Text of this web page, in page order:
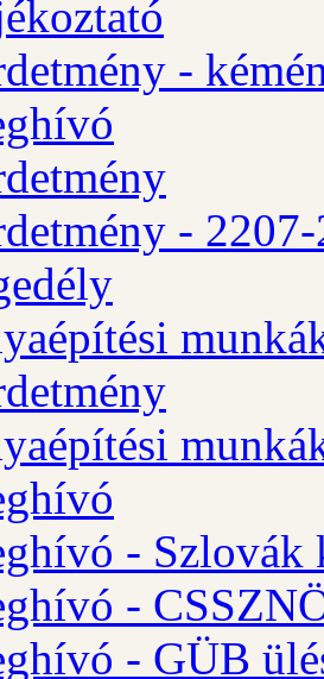
-
-
- Szlovák
-
- GÜB